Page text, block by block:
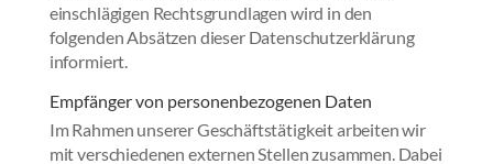
einschlägigen Rechtsgrundlagen wird in den
folgenden Absätzen dieser Datenschutzerklärung
informiert.
Empfänger von personenbezogenen Daten
Im Rahmen unserer Geschäftstätigkeit arbeiten wir
mit verschiedenen externen Stellen zusammen. Dabei